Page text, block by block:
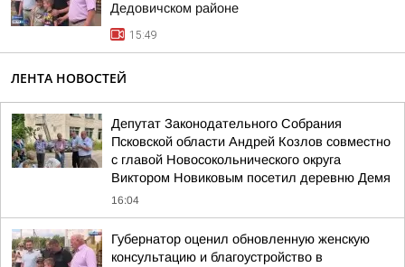
Дедовичском районе
15:49
ЛЕНТА НОВОСТЕЙ
Депутат Законодательного Собрания
Псковской области Андрей Козлов совместно
с главой Новосокольнического округа
Виктором Новиковым посетил деревню Демя
16:04
Губернатор оценил обновленную женскую
консультацию и благоустройство в